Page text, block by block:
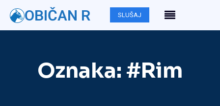
OBIČAN R SLUŠAJ
Oznaka: #Rim